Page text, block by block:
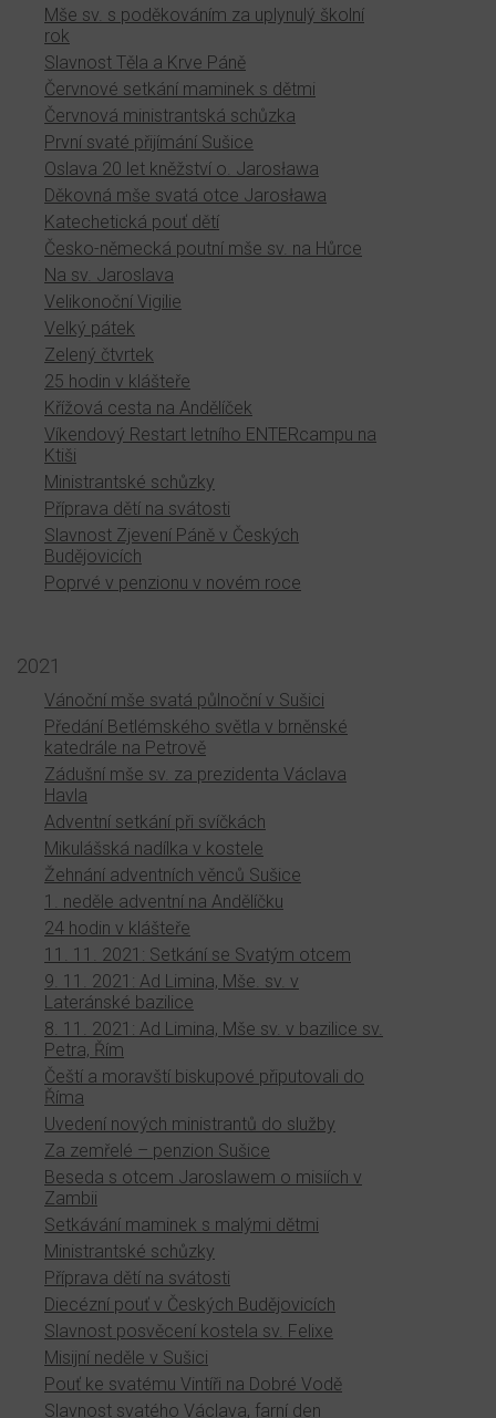
Mše sv. s poděkováním za uplynulý školní
rok
Slavnost Těla a Krve Páně
Červnové setkání maminek s dětmi
Červnová ministrantská schůzka
První svaté přijímání Sušice
Oslava 20 let kněžství o. Jarosława
Děkovná mše svatá otce Jarosława
Katechetická pouť dětí
Česko-německá poutní mše sv. na Hůrce
Na sv. Jaroslava
Velikonoční Vigilie
Velký pátek
Zelený čtvrtek
25 hodin v klášteře
Křížová cesta na Andělíček
Víkendový Restart letního ENTERcampu na
Ktiši
Ministrantské schůzky
Příprava dětí na svátosti
Slavnost Zjevení Páně v Českých
Budějovicích
Poprvé v penzionu v novém roce
2021
Vánoční mše svatá půlnoční v Sušici
Předání Betlémského světla v brněnské
katedrále na Petrově
Zádušní mše sv. za prezidenta Václava
Havla
Adventní setkání při svíčkách
Mikulášská nadílka v kostele
Žehnání adventních věnců Sušice
1. neděle adventní na Andělíčku
24 hodin v klášteře
11. 11. 2021: Setkání se Svatým otcem
9. 11. 2021: Ad Limina, Mše. sv. v
Lateránské bazilice
8. 11. 2021: Ad Limina, Mše sv. v bazilice sv.
Petra, Řím
Čeští a moravští biskupové připutovali do
Říma
Uvedení nových ministrantů do služby
Za zemřelé – penzion Sušice
Beseda s otcem Jaroslawem o misiích v
Zambii
Setkávání maminek s malými dětmi
Ministrantské schůzky
Příprava dětí na svátosti
Diecézní pouť v Českých Budějovicích
Slavnost posvěcení kostela sv. Felixe
Misijní neděle v Sušici
Pouť ke svatému Vintíři na Dobré Vodě
Slavnost svatého Václava, farní den